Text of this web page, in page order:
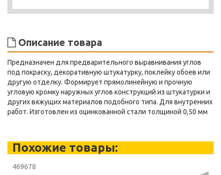
Описание товара
Предназначен для предварительного выравнивания углов
под покраску, декоративную штукатурку, поклейку обоев или
другую отделку. Формирует прямолинейную и прочную
угловую кромку наружных углов конструкций из штукатурки и
других вяжущих материалов подобного типа. Для внутренних
работ. Изготовлен из оцинкованной стали толщиной 0,50 мм
Похожие товары:
469678